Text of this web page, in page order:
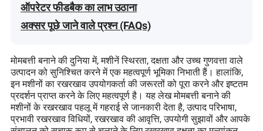
ऑपरेटर फीडबैक का लाभ उठाना
अक्सर पूछे जाने वाले प्रश्न (FAQs)
मोमबत्ती बनाने की दुनिया में, मशीनें स्थिरता, दक्षता और उच्च गुणवत्ता वाले
उत्पादन को सुनिश्चित करने में एक महत्वपूर्ण भूमिका निभाती हैं। हालांकि,
इन मशीनों का रखरखाव उपयोगकर्ता की जरूरतों को पूरा करने और इष्टतम
प्रदर्शन प्राप्त करने के लिए महत्वपूर्ण है। यह लेख मोमबत्ती बनाने की
मशीनों के रखरखाव पहलू में गहराई से जानकारी देता है, उत्पाद परिभाषा,
प्रभावी रखरखाव विधियों, रखरखाव की आवृत्ति, उपयोगी सुझावों और आपके